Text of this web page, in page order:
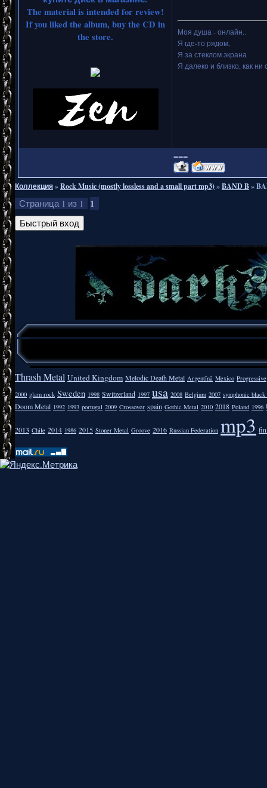
The material is intended for review!
If you liked the album, buy the CD in
the store.
Моя душа - онлайн..
Я где-то рядом,
Я за стеклом экрана
Я далеко и близко, как ни
===
Коллекция»Rock Music (mostly lossless and a small part mp3)»BAND B»
Страница 1 из 1 1
Thrash Metal United Kingdom Melodic Death Metal Argentīnā Mexico Progressive
2000 glam rock Sweden 1998 Switzerland 1997 usa 2008 Belgium 2007 symphonic
Doom Metal 1992 1993 portugal 2009 Crossover spain Gothic Metal 2010 2018 Poland 1996
2013 Chile 2014 1986 2015 Stoner Metal Groove 2016 Russian Federation mp3